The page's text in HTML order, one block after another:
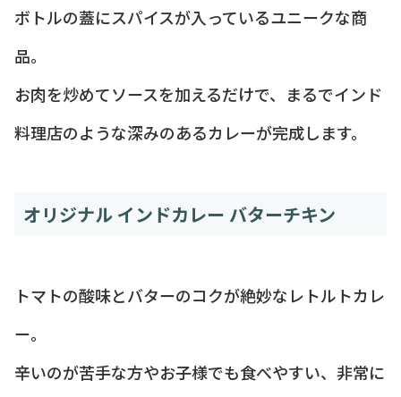
ボトルの蓋にスパイスが入っているユニークな商
品。
お肉を炒めてソースを加えるだけで、まるでインド
料理店のような深みのあるカレーが完成します。
オリジナル インドカレー バターチキン
トマトの酸味とバターのコクが絶妙なレトルトカレ
ー。
辛いのが苦手な方やお子様でも食べやすい、非常に